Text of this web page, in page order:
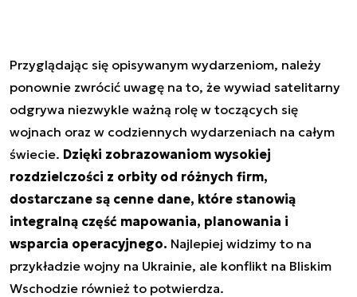
Przyglądając się opisywanym wydarzeniom, należy
ponownie zwrócić uwagę na to, że wywiad satelitarny
odgrywa niezwykle ważną rolę w toczących się
wojnach oraz w codziennych wydarzeniach na całym
świecie. Dzięki zobrazowaniom wysokiej
rozdzielczości z orbity od różnych firm,
dostarczane są cenne dane, które stanowią
integralną część mapowania, planowania i
wsparcia operacyjnego. Najlepiej widzimy to na
przykładzie wojny na Ukrainie, ale konflikt na Bliskim
Wschodzie również to potwierdza.